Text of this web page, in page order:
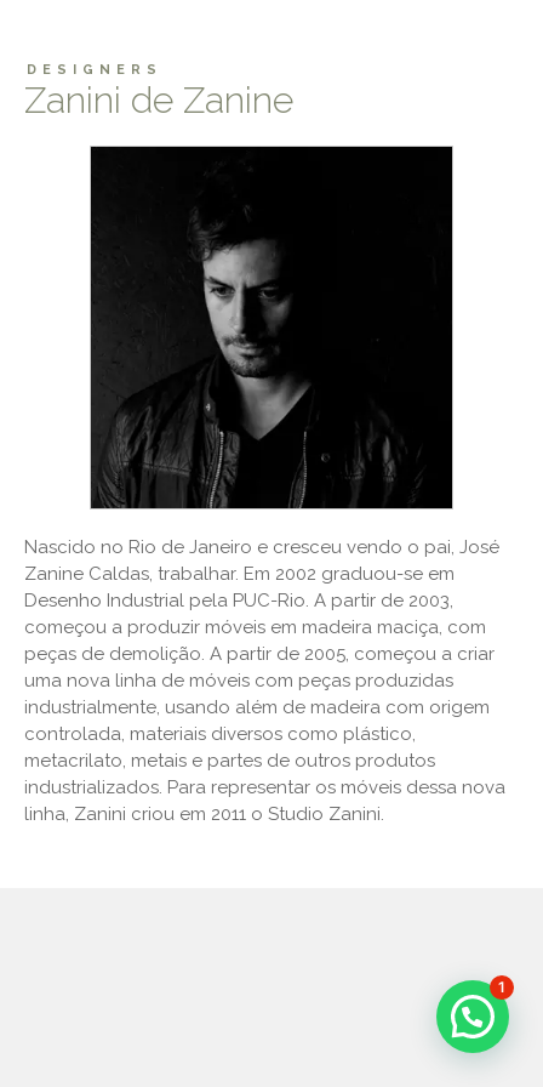
DESIGNERS
Zanini de Zanine
Nascido no Rio de Janeiro e cresceu vendo o pai, José
Zanine Caldas, trabalhar. Em 2002 graduou-se em
Desenho Industrial pela PUC-Rio. A partir de 2003,
começou a produzir móveis em madeira maciça, com
peças de demolição. A partir de 2005, começou a criar
uma nova linha de móveis com peças produzidas
industrialmente, usando além de madeira com origem
controlada, materiais diversos como plástico,
metacrilato, metais e partes de outros produtos
industrializados. Para representar os móveis dessa nova
linha, Zanini criou em 2011 o Studio Zanini.
1